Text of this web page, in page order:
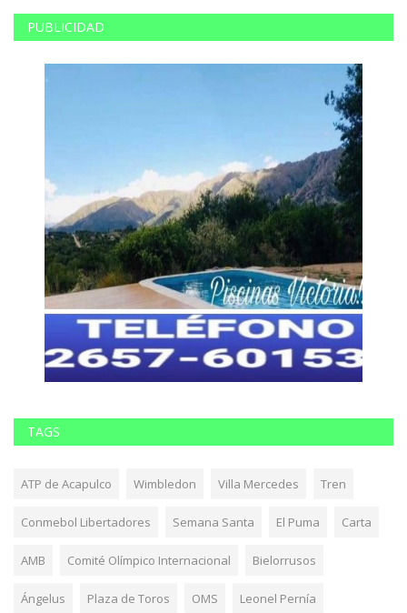
PUBLICIDAD
TAGS
ATP de Acapulco Wimbledon Villa Mercedes Tren
Conmebol Libertadores Semana Santa El Puma Carta
AMB Comité Olímpico Internacional Bielorrusos
Ángelus Plaza de Toros OMS Leonel Pernía